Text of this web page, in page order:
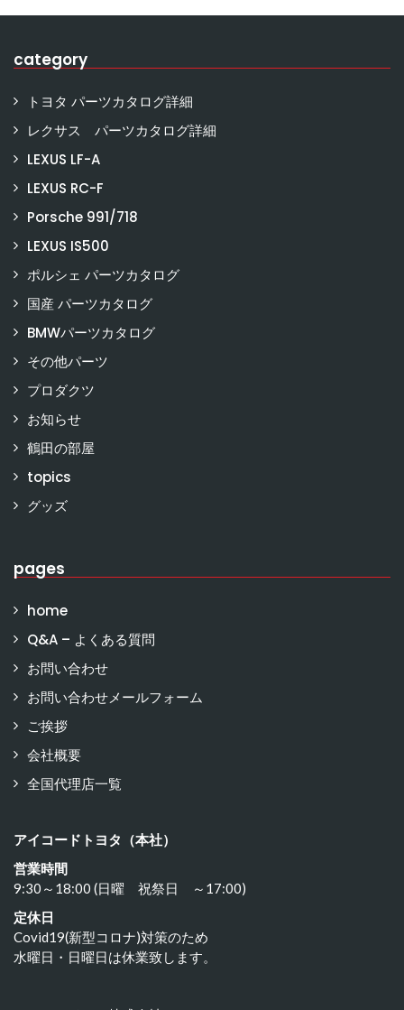
category
トヨタ パーツカタログ詳細
レクサス パーツカタログ詳細
LEXUS LF-A
LEXUS RC-F
Porsche 991/718
LEXUS IS500
ポルシェ パーツカタログ
国産 パーツカタログ
BMWパーツカタログ
その他パーツ
プロダクツ
お知らせ
鶴田の部屋
topics
グッズ
pages
home
Q&A – よくある質問
お問い合わせ
お問い合わせメールフォーム
ご挨拶
会社概要
全国代理店一覧
アイコードトヨタ（本社）
営業時間
9:30～18:00 (日曜 祝祭日 ～17:00)
定休日
Covid19(新型コロナ)対策のため
水曜日・日曜日は休業致します。